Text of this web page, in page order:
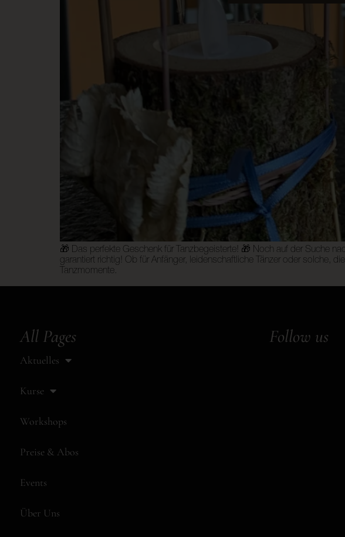
🎁 Das perfekte Geschenk für Tanzbegeisterte! 🎁 Noch auf der Suche
garantiert richtig! Ob für Anfänger, leidenschaftliche Tänzer oder solche,
Tanzmomente.
All Pages
Aktuelles
Kurse
Workshops
Preise & Abos
Events
Über Uns
Follow us